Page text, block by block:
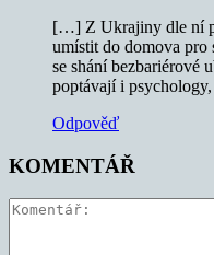
[…] Z Ukrajiny dle ní
umístit do domova pro
se shání bezbariérové
poptávají i
Odpověď
KOMENTÁŘ